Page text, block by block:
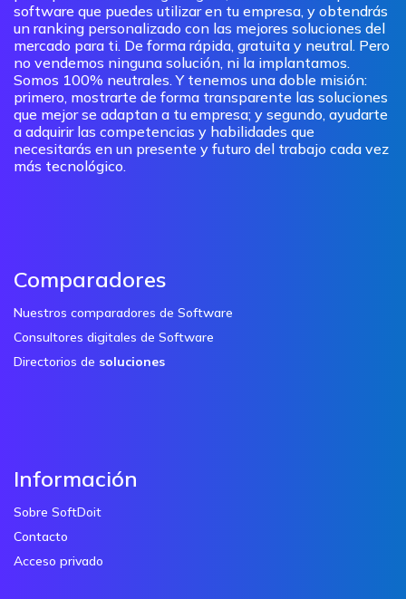
software que puedes utilizar en tu empresa, y obtendrás
un ranking personalizado con las mejores soluciones del
mercado para ti. De forma rápida, gratuita y neutral. Pero
no vendemos ninguna solución, ni la implantamos.
Somos 100% neutrales. Y tenemos una doble misión:
primero, mostrarte de forma transparente las soluciones
que mejor se adaptan a tu empresa; y segundo, ayudarte
a adquirir las competencias y habilidades que
necesitarás en un presente y futuro del trabajo cada vez
más tecnológico.
Comparadores
Nuestros comparadores de Software
Consultores digitales de Software
Directorios de soluciones
Información
Sobre SoftDoit
Contacto
Acceso privado